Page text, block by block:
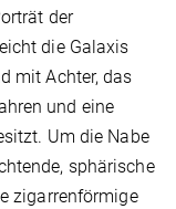
der
die Galaxis
mit Achter, das
und eine
Um die Nabe
sphärische
zigarrenförmige